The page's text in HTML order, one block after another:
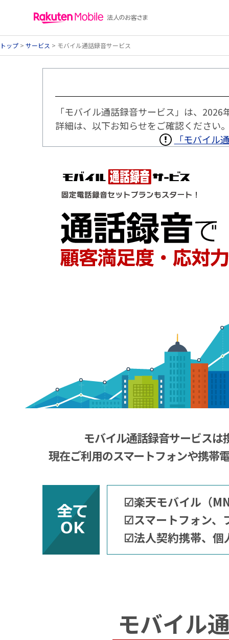
トップ > サービス > モバイル通話録音サービス
「モバイル通話録音サービス」は、
詳細は、以下お知らせをご確認ください
「モバイル
モバイル通話録音サービス
現在ご利用のスマートフォンや携帯
☑楽天モバイル（
☑スマートフォン、
☑法人契約携帯、個
モバイル